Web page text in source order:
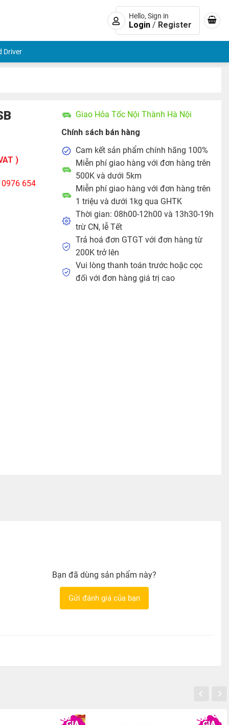
Hello, Sign in
Login / Register
Driver
)
654
Giao Hỏa Tốc Nội Thành Hà Nội
Chính sách bán hàng
Cam kết sản phẩm chính hãng 100%
Miễn phí giao hàng với đơn hàng trên
500K và dưới 5km
Miễn phí giao hàng với đơn hàng trên
1 triệu và dưới 1kg qua GHTK
Thời gian: 08h00-12h00 và 13h30-19h
trừ CN, lễ Tết
Trả hoá đơn GTGT với đơn hàng từ
200K trở lên
Vui lòng thanh toán trước hoặc cọc
đối với đơn hàng giá trị cao
Bạn đã dùng sản phẩm này?
Gửi đánh giá của bạn